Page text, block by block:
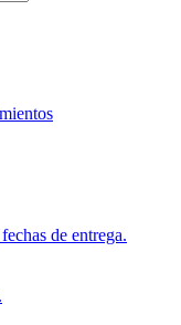
de entrega.